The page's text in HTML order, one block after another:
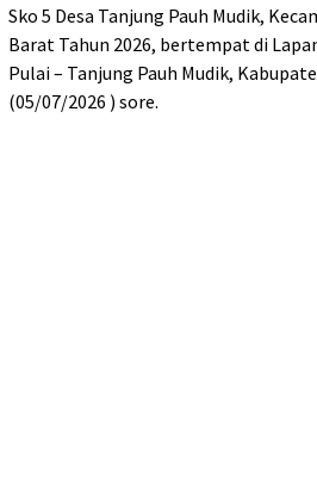
Sko 5 Desa Tanjung Pauh Mudik,
Barat Tahun 2026, bertempat di
Pulai – Tanjung Pauh Mudik,
(05/07/2026 ) sore.